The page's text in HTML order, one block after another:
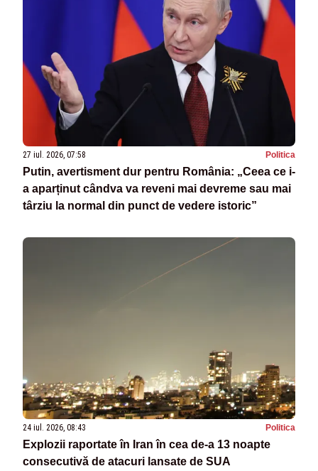
27 iul. 2026, 07:58 Politica
Putin, avertisment dur pentru România: „Ceea ce i-
a aparținut cândva va reveni mai devreme sau mai
târziu la normal din punct de vedere istoric”
24 iul. 2026, 08:43 Politica
Explozii raportate în Iran în cea de-a 13 noapte
consecutivă de atacuri lansate de SUA